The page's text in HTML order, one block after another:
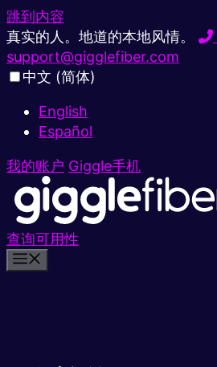
跳到内容
真实的人。地道的本地风情。
support@gigglefiber.com
中文 (简体)
English
Español
我的账户 Giggle手机
查询可用性